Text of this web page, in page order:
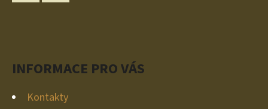
Ý
P
INFORMACE PRO VÁS
Kontakty